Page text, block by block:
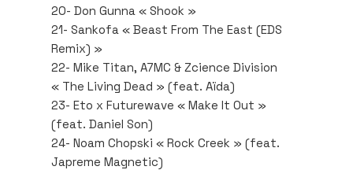
20- Don Gunna « Shook »
21- Sankofa « Beast From The East (EDS
Remix) »
22- Mike Titan, A7MC & Zcience Division
« The Living Dead » (feat. Aïda)
23- Eto x Futurewave « Make It Out »
(feat. Daniel Son)
24- Noam Chopski « Rock Creek » (feat.
Japreme Magnetic)